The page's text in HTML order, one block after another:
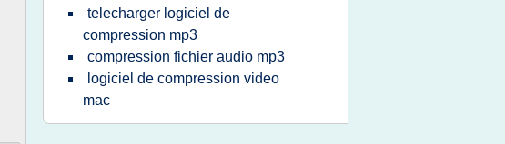
telecharger logiciel de
compression mp3
compression fichier audio mp3
logiciel de compression video
mac